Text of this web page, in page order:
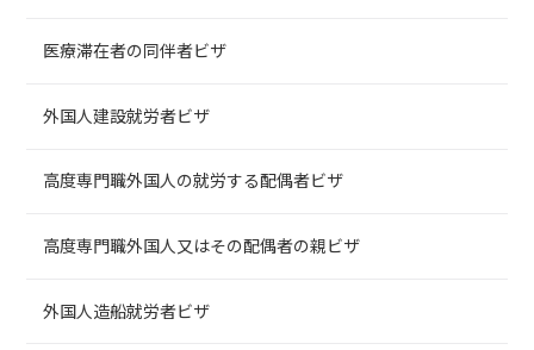
医療滞在者の同伴者ビザ
外国人建設就労者ビザ
高度専門職外国人の就労する配偶者ビザ
高度専門職外国人又はその配偶者の親ビザ
外国人造船就労者ビザ